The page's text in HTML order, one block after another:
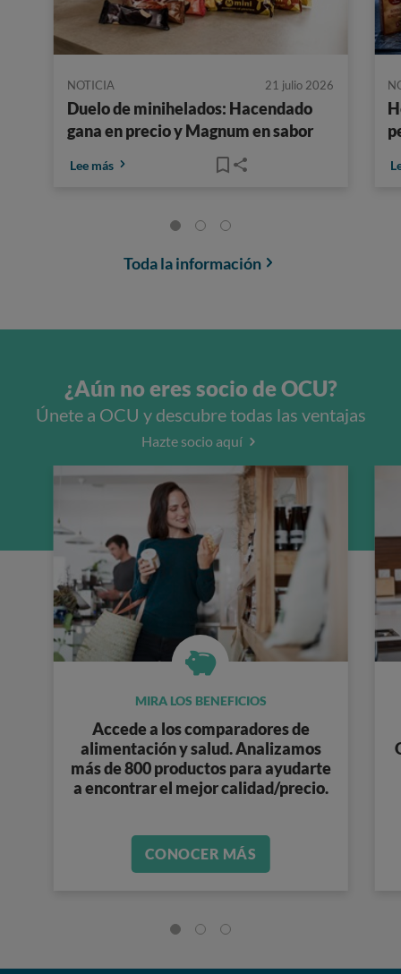
NOTICIA 21 julio 2026
Duelo de minihelados: Hacendado
gana en precio y Magnum en sabor
Lee más
Toda la información
¿Aún no eres socio de OCU?
Únete a OCU y descubre todas las ventajas
Hazte socio aquí
MIRA LOS BENEFICIOS
Accede a loscomparadores de
alimentación y salud. Analizamos
más de 800 productospara ayudarte
a encontrar el mejor calidad/precio.
CONOCER MÁS